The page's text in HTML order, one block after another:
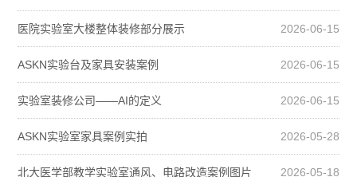
2026-06-15
医院实验室大楼整体装修部分展示
2026-06-15
ASKN实验台及家具安装案例
2026-06-15
实验室装修公司——AI的定义
2026-05-28
ASKN实验室家具案例实拍
2026-05-18
北大医学部教学实验室通风、电路改造案例图片